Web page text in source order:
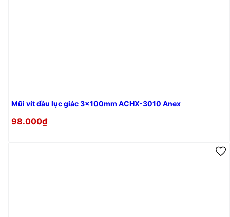
Mũi vít đầu lục giác 3x100mm ACHX-3010 Anex
98.000₫